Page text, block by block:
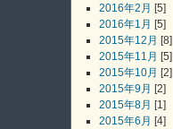
2016年2月 [5]
2016年1月 [5]
2015年12月 [8]
2015年11月 [5]
2015年10月 [2]
2015年9月 [2]
2015年8月 [1]
2015年6月 [4]